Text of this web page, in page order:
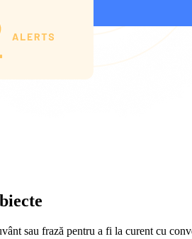
sau frază pentru a fi la curent cu